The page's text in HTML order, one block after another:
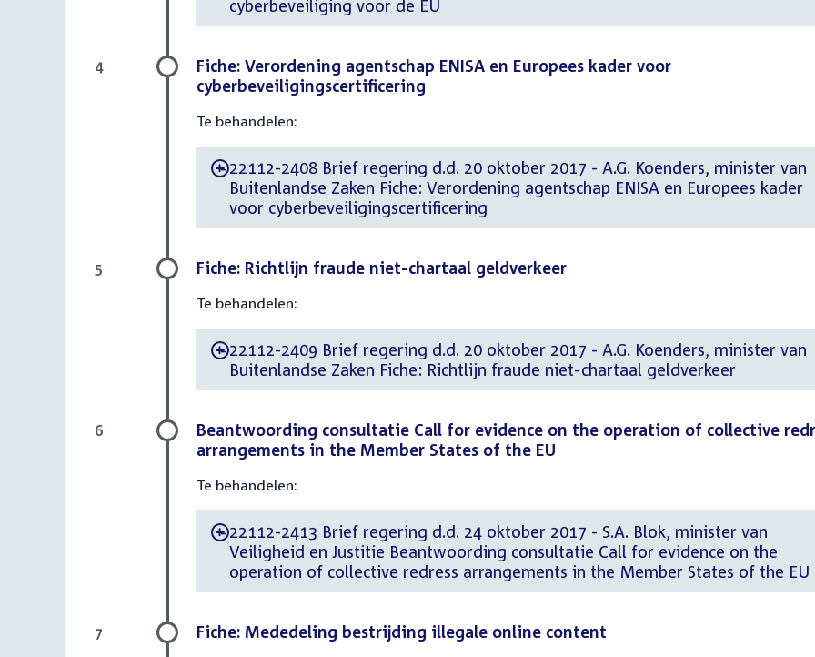
cyberbeveiliging voor de EU
Fiche: Verordening agentschap ENISA en Europees kader voor
cyberbeveiligingscertificering
Te behandelen:
-22112-2408 Brief regering d.d. 20 oktober 2017 - A.G. Koenders, minister van
Buitenlandse Zaken Fiche: Verordening agentschap ENISA en Europees kader
voor cyberbeveiligingscertificering
4
Fiche: Richtlijn fraude niet-chartaal geldverkeer
Te behandelen:
-22112-2409 Brief regering d.d. 20 oktober 2017 - A.G. Koenders, minister van
Buitenlandse Zaken Fiche: Richtlijn fraude niet-chartaal geldverkeer
5
Beantwoording consultatie Call for evidence on the operation of collective
arrangements in the Member States of the EU
Te behandelen:
-22112-2413 Brief regering d.d. 24 oktober 2017 - S.A. Blok, minister van
Veiligheid en Justitie Beantwoording consultatie Call for evidence on the
operation of collective redress arrangements in the Member States of the EU
6
Fiche: Mededeling bestrijding illegale online content
7